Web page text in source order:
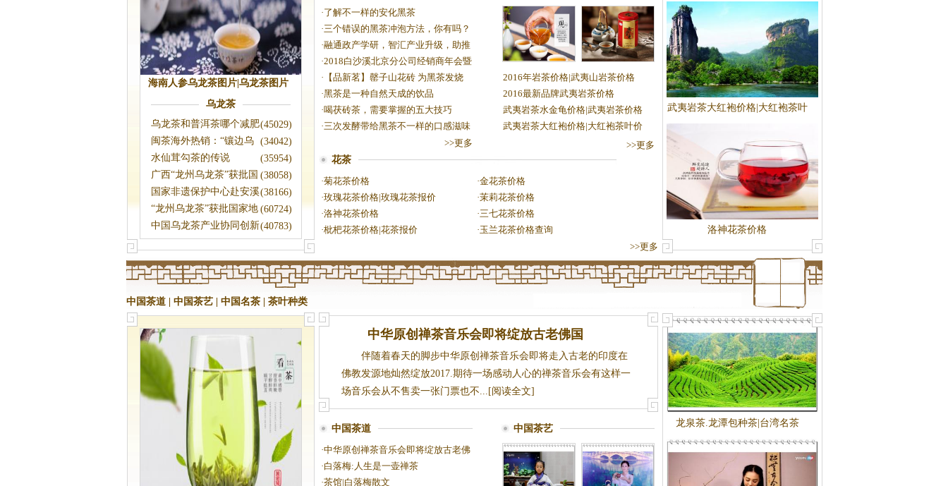
海南人参乌龙茶图片|乌龙茶图片
乌龙茶
(45029)
乌龙茶和普洱茶哪个减肥
效果好
(34042)
闽茶海外热销：“镶边乌
龙”香贯“
(35954)
水仙茸勾茶的传说
(38058)
广西“龙州乌龙茶”获批国
家地理标
(38166)
国家非遗保护中心赴安溪
考察乌龙茶
(60724)
“龙州乌龙茶”获批国家地
理标志保
(40783)
中国乌龙茶产业协同创新
中心在武夷
·了解不一样的安化黑茶
·三个错误的黑茶冲泡方法，你有吗？
·融通政产学研，智汇产业升级，助推
·2018白沙溪北京分公司经销商年会暨
· 【品新茗】罄子山花砖 为黑茶发烧
·黑茶是一种自然天成的饮品
·喝茯砖茶，需要掌握的五大技巧
·三次发酵带给黑茶不一样的口感滋味
>>更多
武夷山岩茶价格
价格|武夷岩茶价
格
2016年岩茶价格|武夷山岩茶价格
2016最新品牌武夷岩茶价格
武夷岩茶水金龟价格|武夷岩茶价格
武夷岩茶大红袍价格|大红袍茶叶价
>>更多
花茶
·菊花茶价格 ·金花茶价格
·玫瑰花茶价格|玫瑰花茶报价 ·茉莉花茶价格
·洛神花茶价格 ·三七花茶价格
·枇杷花茶价格|花茶报价 ·玉兰花茶价格查询
>>更多
武夷岩茶大红袍价格|大红袍茶叶
洛神花茶价格
中国茶道| 中国茶艺| 中国名茶| 茶叶种类
中华原创禅茶音乐会即将绽放古老佛国
印度
伴随着春天的脚步中华原创禅茶音乐会即将走入古老的印度在
佛教发源地灿然绽放2017.期待一场感动人心的禅茶音乐会有这样一
场音乐会从不售卖一张门票也不...[阅读全文]
中国茶道
·中华原创禅茶音乐会即将绽放古老佛
·白落梅:人生是一壶禅茶
·茶馆|白落梅散文
中国茶艺
龙泉茶.龙潭包种茶|台湾名茶